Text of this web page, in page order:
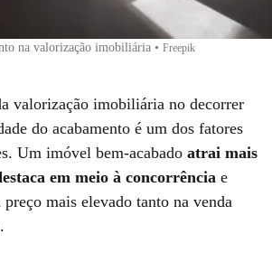
na valorização imobiliária • Freepik
valorização imobiliária no decorrer
do acabamento é um dos fatores
Um imóvel bem-acabado atrai mais
em meio à concorrência e
mais elevado tanto na venda